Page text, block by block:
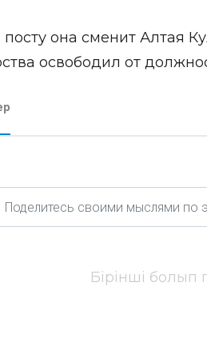
она сменит Алтая
освободил от
Бірінші болып